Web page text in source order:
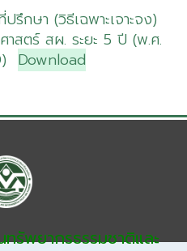
รึกษา (วิธีเฉพาะเจาะจง)
าสตร์ สผ. ระยะ 5 ปี (พ.ศ.
Download
รัพยากรธรรมชาติและ